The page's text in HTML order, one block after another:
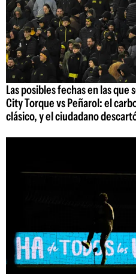
Las posibles fechas en las
City Torque vs Peñarol: el
clásico, y el ciudadano